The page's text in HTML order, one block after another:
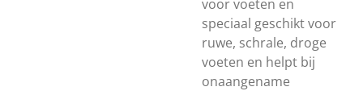
voor voeten en
speciaal geschikt voor
ruwe, schrale, droge
voeten en helpt bij
onaangename